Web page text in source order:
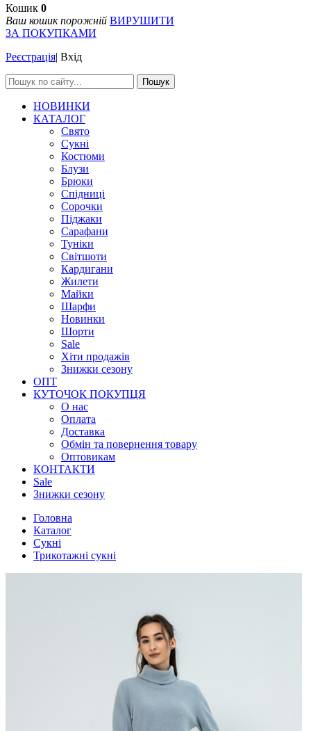
Кошик 0
Ваш кошик порожній ВИРУШИТИ
ЗА ПОКУПКАМИ
Реєстрація| Вхід
Пошук
НОВИНКИ
КАТАЛОГ
Свято
Сукні
Костюми
Блузи
Брюки
Спідниці
Сорочки
Піджаки
Сарафани
Туніки
Світшоти
Кардигани
Жилети
Майки
Шарфи
Новинки
Шорти
Sale
Хіти продажів
Знижки сезону
ОПТ
КУТОЧОК ПОКУПЦЯ
О нас
Оплата
Доставка
Обмін та повернення товару
Оптовикам
КОНТАКТИ
Sale
Знижки сезону
Головна
Каталог
Сукні
Трикотажні сукні